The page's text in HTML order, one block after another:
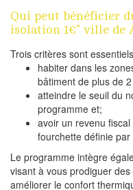
Qui peut bénéficier
isolation 1€" ville de
Trois critères sont
habiter dans les
bâtiment de plus de
atteindre le seuil du
programme et;
avoir un revenu
fourchette définie par
Le programme intègre
visant à vous prodiguer
améliorer le confort